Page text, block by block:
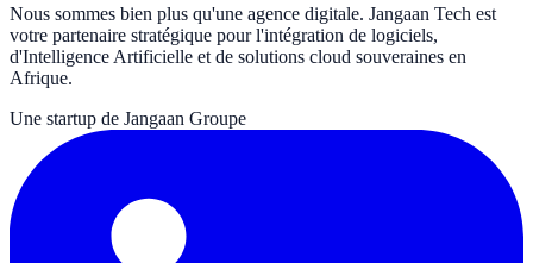
Nous sommes bien plus qu'une agence digitale. Jangaan Tech est
votre partenaire stratégique pour l'intégration de logiciels,
d'Intelligence Artificielle et de solutions cloud souveraines en
Afrique.
Une startup de Jangaan Groupe